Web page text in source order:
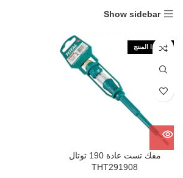
Show sidebar
نفذ هذا المنتج
مفك تست عادة 190 توتال
THT291908